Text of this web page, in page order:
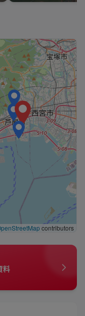
contributors
料